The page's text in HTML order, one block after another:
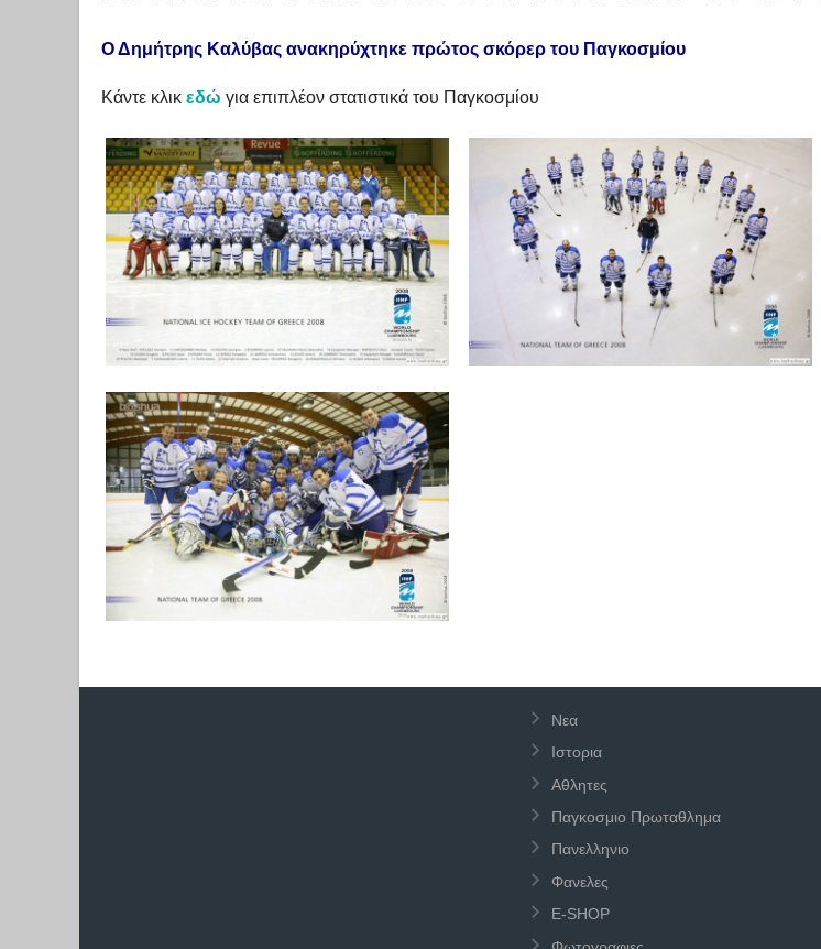
Ο Δημήτρης Καλύβας ανακηρύχτηκε πρώτος σκόρερ του Παγκοσμίου
Κάντε κλικ εδώ για επιπλέον στατιστικά του Παγκοσμίου
Νεα
Ιστορια
Αθλητες
Παγκοσμιο Πρωταθλημα
Πανελληνιο
Φανελες
E-SHOP